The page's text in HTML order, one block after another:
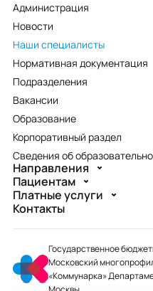
Администрация
Новости
Наши специалисты
Нормативная документация
Подразделения
Вакансии
Образование
Корпоративный раздел
Сведения об
Направления
Пациентам
Платные услуги
Контакты
Государственное
Московский
«Коммунарка»